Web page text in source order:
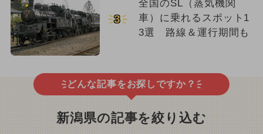
3
全国のSL（蒸気機関
車）に乗れるスポット1
3選 路線＆運行期間も
どんな記事をお探しですか？
新潟県の記事を絞り込む